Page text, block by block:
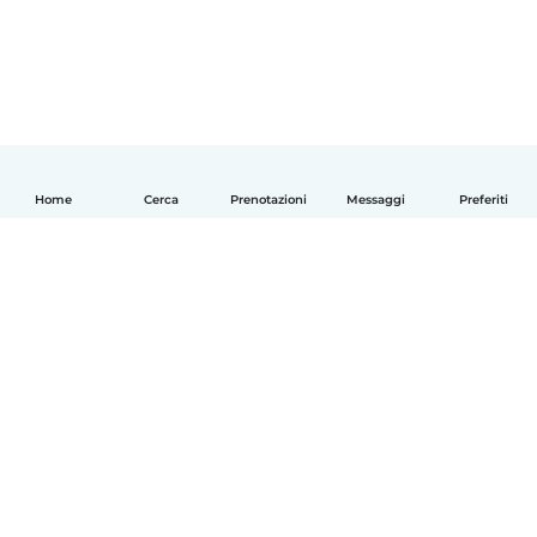
Home Cerca Prenotazioni Messaggi Preferiti